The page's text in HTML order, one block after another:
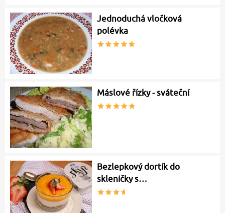
Jednoduchá vločková
polévka
Máslové řízky - sváteční
Bezlepkový dortík do
skleničky s…